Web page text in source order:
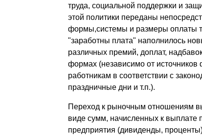
труда, социальной поддержки и
этой политики переданы
формы,системы и размеры оплаты
"заработны плата" наполнилось
различных премий, доплат,
формах (независимо от
работникам в соответствии с
праздничные дни и т.п.).
Переход к рыночным отношениям
виде сумм, начисленных к выплате
предприятия (дивиденды,